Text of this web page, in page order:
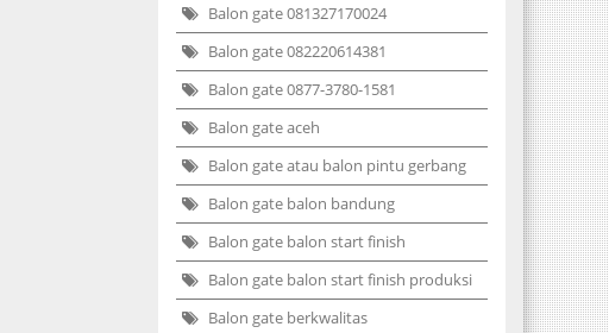
Balon gate 081327170024
Balon gate 082220614381
Balon gate 0877-3780-1581
Balon gate aceh
Balon gate atau balon pintu gerbang
Balon gate balon bandung
Balon gate balon start finish
Balon gate balon start finish produksi
Balon gate berkwalitas